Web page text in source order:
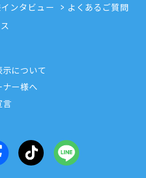
ンタビュー
よくあるご質問
について
ー様へ
言